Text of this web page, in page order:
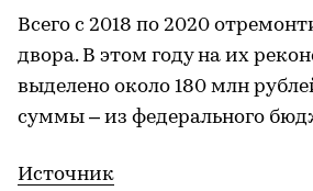
Всего с 2018 по 2020
двора. В этом году на их
выделено около 180 млн
суммы – из федерального
Источник